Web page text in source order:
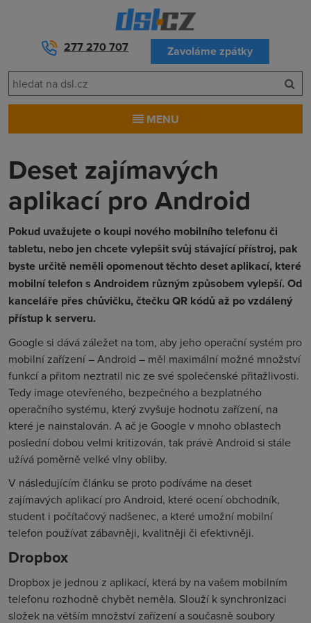
277 270 707 Zavoláme zpátky
MENU
Deset zajímavých
aplikací pro Android
Pokud uvažujete o koupi nového mobilního telefonu či
tabletu, nebo jen chcete vylepšit svůj stávající přístroj, pak
byste určitě neměli opomenout těchto deset aplikací, které
mobilní telefon s Androidem různým způsobem vylepší. Od
kanceláře přes chůvičku, čtečku QR kódů až po vzdálený
přístup k serveru.
Google si dává záležet na tom, aby jeho operační systém pro
mobilní zařízení – Android – měl maximální možné množství
funkcí a přitom neztratil nic ze své společenské přitažlivosti.
Tedy image otevřeného, bezpečného a bezplatného
operačního systému, který zvyšuje hodnotu zařízení, na
které je nainstalován. A ač je Google v mnoho oblastech
poslední dobou velmi kritizován, tak právě Android si stále
užívá poměrně velké vlny obliby.
V následujícím článku se proto podíváme na deset
zajímavých aplikací pro Android, které ocení obchodník,
student i počítačový nadšenec, a které umožní mobilní
telefon používat zábavněji, kvalitněji či efektivněji.
Dropbox
Dropbox je jednou z aplikací, která by na vašem mobilním
telefonu rozhodně chybět neměla. Slouží k synchronizaci
složek na větším množství zařízení a současně soubory